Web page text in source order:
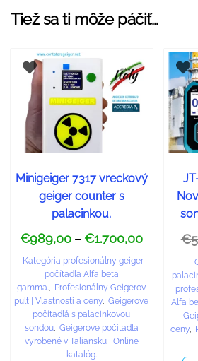
Tiež sa ti môže páčiť…
Minigeiger 7317 vreckový
geiger counter s
palacinkou.
€989,00 – €1.700,00
Kategória profesionálny geiger
počítadla Alfa beta
gamma., Profesionálny Geigerov
pult | Vlastnosti a ceny, Geigerove
počítadlá s palacinkovou
sondou, Geigerove počítadlá
vyrobené v Taliansku | Online
katalóg.
€
Alfa
ceny,